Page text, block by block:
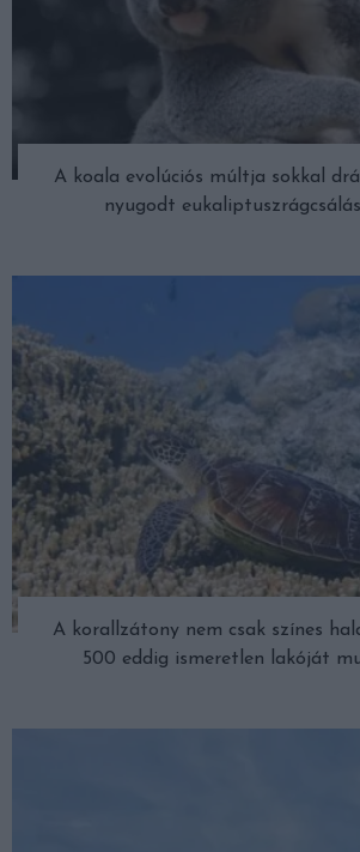
A koala evolúciós múltja sokkal
nyugodt
A korallzátony nem csak színes
500 eddig ismeretlen lakóját